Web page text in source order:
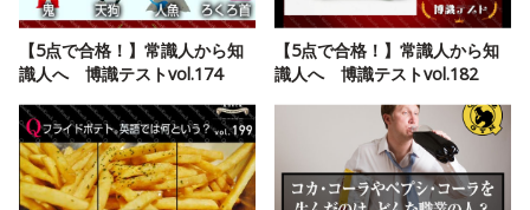
【5点で合格！】常識人から知
識人へ 博識テストvol.174
【5点で合格！】常識人から知
識人へ 博識テストvol.182